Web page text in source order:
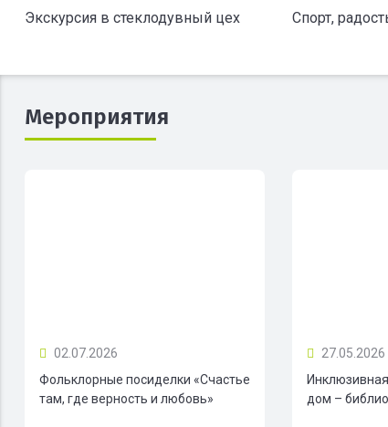
Экскурсия в стеклодувный цех Спорт,
Мероприятия
02.07.2026
Фольклорные посиделки «Счастье
там, где верность и любовь»
27.05.2026
дом –